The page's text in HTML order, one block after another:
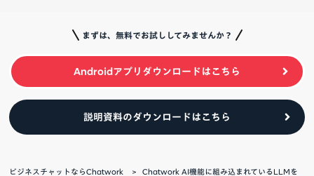
まずは、無料でお試ししてみませんか？
Androidアプリダウンロードはこちら
説明資料のダウンロードはこちら
ビジネスチャットならChatwork
Chatwork AI機能に組み込まれているLLMを